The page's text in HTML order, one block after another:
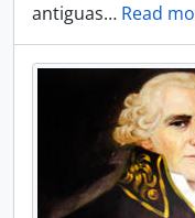
antiguas… Read